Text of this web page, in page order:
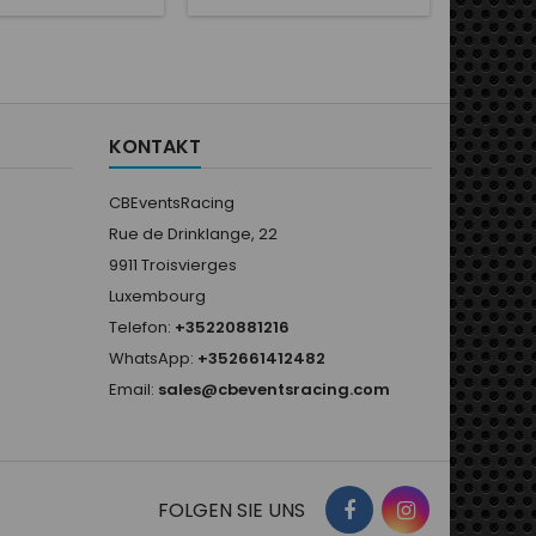
KONTAKT
CBEventsRacing
Rue de Drinklange, 22
9911 Troisvierges
Luxembourg
Telefon: +35220881216
WhatsApp: +352661412482
Email: sales@cbeventsracing.com
FOLGEN SIE UNS